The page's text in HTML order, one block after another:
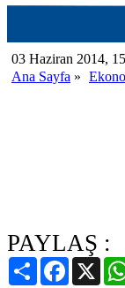
03 Haziran 2014,
Ana Sayfa »
PAYLAŞ :
PaylaşFacebook
X